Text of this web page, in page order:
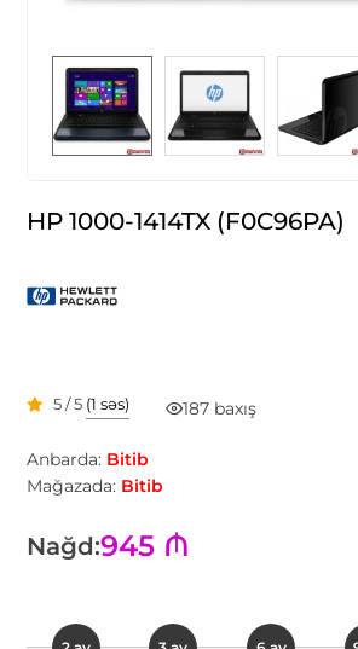
HP 1000-1414TX (F0C96PA)
5 / 5 (1 səs) 187 baxış
Anbarda: Bitib
Mağazada: Bitib
Nağd:945 ₼